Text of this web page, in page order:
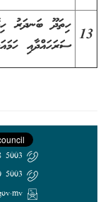
13 ހިތަދޫ ބަނދަރު
ސަރަހައްދާއި
5003 688 (960)+
5003 790 (960)+